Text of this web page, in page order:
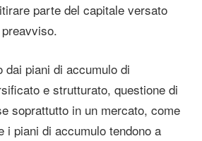
parte del capitale versato
dai piani di accumulo di
e strutturato, questione di
soprattutto in un mercato, come
i piani di accumulo tendono a